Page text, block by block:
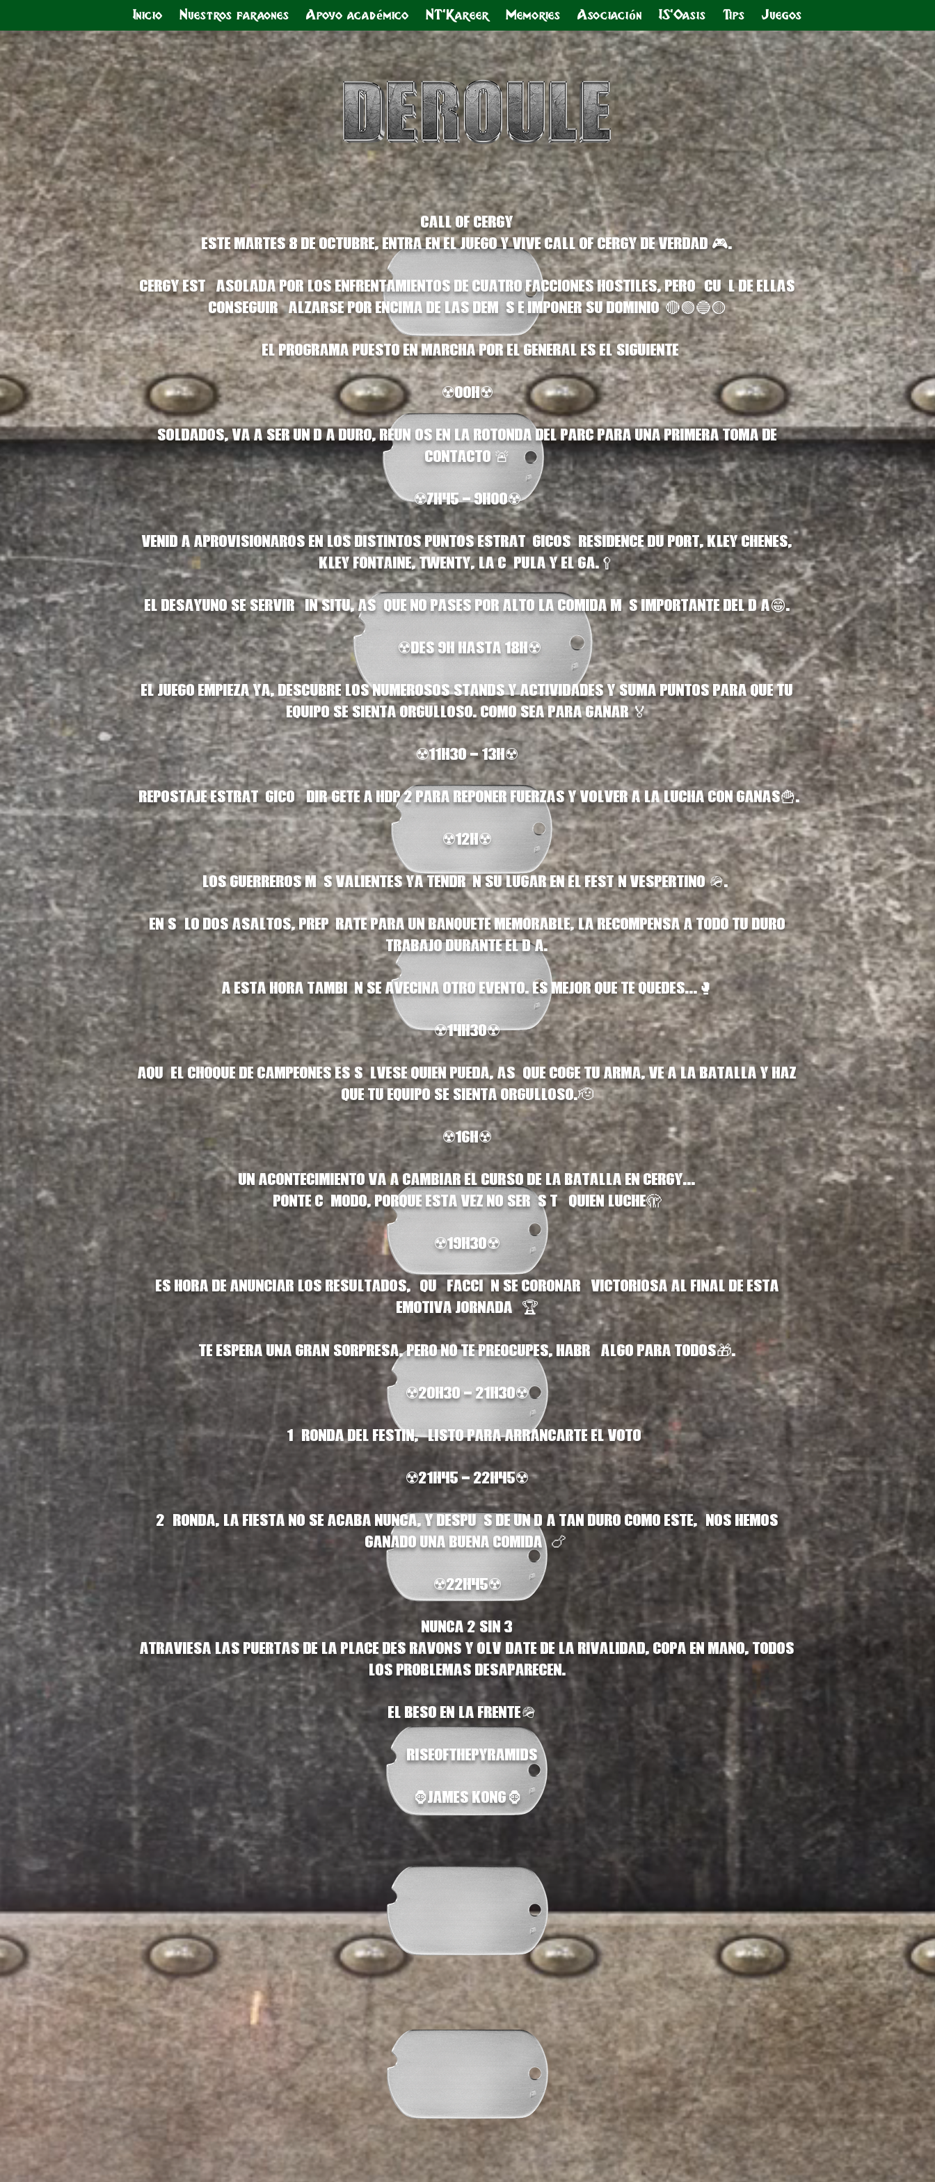
Inicio Nuestros faraones Apoyo académico NT'Kareer Memories Asociación IS'Oasis Tips Juegos
CALL OF CERGY
Este martes 8 de octubre, entra en el juego y vive Call of Cergy de verdad 🎮.
Cergy está asolada por los enfrentamientos de cuatro facciones hostiles, pero ¿cuál de ellas
conseguirá alzarse por encima de las demás e imponer su dominio?🔴🟢🔵🟡
El programa puesto en marcha por el general es el siguiente
☢️00H☢️
Soldados, va a ser un día duro, reuníos en la rotonda del Parc para una primera toma de
contacto 🚨
☢️7h45 - 9h00☢️
Venid a aprovisionaros en los distintos puntos estratégicos: Residence du Port, Kley Chenes,
Kley Fontaine, Twenty, la Cúpula y el GA.🥄
El desayuno se servirá in situ, así que no pases por alto la comida más importante del día😁.
!☢️Des 9h hasta 18h☢️
El juego empieza ya, descubre los numerosos stands y actividades y suma puntos para que tu
equipo se sienta orgulloso. Como sea para ganar 🏅
☢️11h30 - 13h☢️
¡Repostaje estratégico ! Dirígete a HDP 2 para reponer fuerzas y volver a la lucha con ganas🍟.
☢️12H☢️
Los guerreros más valientes ya tendrán su lugar en el Festín Vespertino 🪖.
En sólo dos asaltos, prepárate para un banquete memorable, la recompensa a todo tu duro
trabajo durante el día.
A esta hora también se avecina otro evento. Es mejor que te quedes...🥊
☢️14H30☢️
Aquí el choque de campeones es sálvese quien pueda, así que coge tu arma, ve a la batalla y haz
que tu equipo se sienta orgulloso.🫡
☢️16H☢️
Un acontecimiento va a cambiar el curso de la batalla en Cergy...
Ponte cómodo, porque esta vez no serás tú quien luche🫣
☢️19H30☢️
Es hora de anunciar los resultados, ¿qué facción se coronará victoriosa al final de esta
emotiva jornada? 🏆
?
Te espera una gran sorpresa, pero no te preocupes, habrá algo para todos🎁.
☢️20h30 - 21h30☢️
1ª ronda del Festin, ¿listo para arrancarte el voto?
☢️21h45 - 22h45☢️
2ª ronda, la fiesta no se acaba nunca, y después de un día tan duro como este, ¡nos hemos
ganado una buena comida! 🍗
☢️22H45☢️
¡Nunca 2 sin 3!
Atraviesa las puertas de la Place des Ravons y olvídate de la rivalidad, copa en mano, todos
los problemas desaparecen.
El beso en la frente🪖#
#RiseOfThePyramids
🦍James Kong🦍